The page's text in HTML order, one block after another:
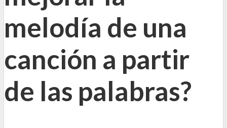
melodía de una
canción a partir
de las palabras?